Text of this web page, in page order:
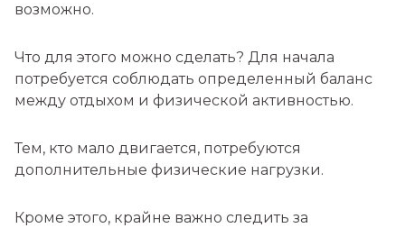
возможно.
Что для этого можно сделать? Для начала
потребуется соблюдать определенный баланс
между отдыхом и физической активностью.
Тем, кто мало двигается, потребуются
дополнительные физические нагрузки.
Кроме этого, крайне важно следить за